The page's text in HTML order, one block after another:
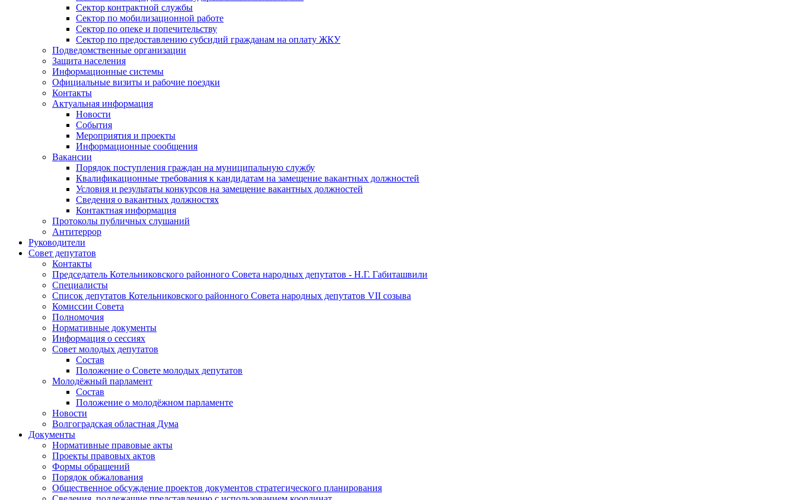
Сектор контрактной службы
Сектор по мобилизационной работе
Сектор по опеке и попечительству
Сектор по предоставлению субсидий гражданам на оплату ЖКУ
Подведомственные организации
Защита населения
Информационные системы
Официальные визиты и рабочие поездки
Контакты
Актуальная информация
Новости
События
Мероприятия и проекты
Информационные сообщения
Вакансии
Порядок поступления граждан на муниципальную службу
Квалификационные требования к кандидатам на замещение вакантных должностей
Условия и результаты конкурсов на замещение вакантных должностей
Сведения о вакантных должностях
Контактная информация
Протоколы публичных слушаний
Антитеррор
Руководители
Совет депутатов
Контакты
Председатель Котельниковского районного Совета народных депутатов - Н.Г. Габиташвили
Специалисты
Список депутатов Котельниковского районного Совета народных депутатов VII созыва
Комиссии Совета
Полномочия
Нормативные документы
Информация о сессиях
Совет молодых депутатов
Состав
Положение о Совете молодых депутатов
Молодёжный парламент
Состав
Положение о молодёжном парламенте
Новости
Волгоградская областная Дума
Документы
Нормативные правовые акты
Проекты правовых актов
Формы обращений
Порядок обжалования
Общественное обсуждение проектов документов стратегического планирования